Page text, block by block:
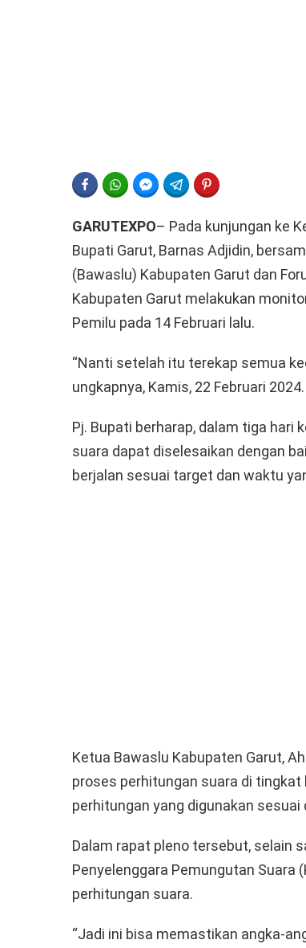
FACEBOOKWHATSAPPFACEBOOK MESSENGER
TELEGRAM
GARUTEXPO– Pada kunjungan ke
Bupati Garut, Barnas Adjidin,
(Bawaslu) Kabupaten Garut dan
Kabupaten Garut melakukan
Pemilu pada 14 Februari lalu.
“Nanti setelah itu terekap semua
ungkapnya, Kamis, 22 Februari 2024.
Pj. Bupati berharap, dalam tiga hari
suara dapat diselesaikan dengan
berjalan sesuai target dan waktu
Ketua Bawaslu Kabupaten Garut,
proses perhitungan suara di
perhitungan yang digunakan
Dalam rapat pleno tersebut, selain
Penyelenggara Pemungutan Suara
perhitungan suara.
“Jadi ini bisa memastikan angka-